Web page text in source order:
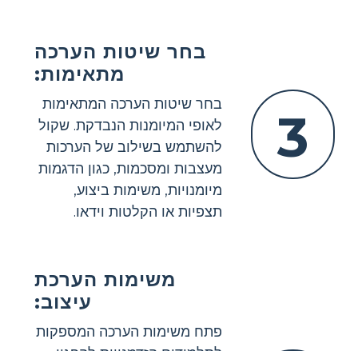
3
בחר שיטות הערכה
מתאימות:
בחר שיטות הערכה המתאימות
לאופי המיומנות הנבדקת. שקול
להשתמש בשילוב של הערכות
מעצבות ומסכמות, כגון הדגמות
מיומנויות, משימות ביצוע,
תצפיות או הקלטות וידאו.
משימות הערכת
עיצוב:
פתח משימות הערכה המספקות